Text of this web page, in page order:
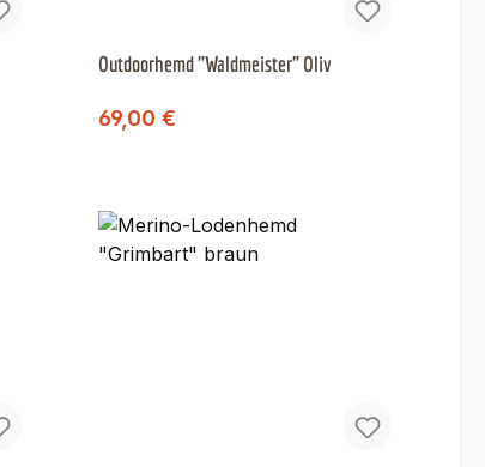
Outdoorhemd "Waldmeister" Oliv
Verkaufspreis:
69,00 €